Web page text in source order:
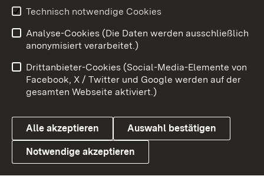
Link zum Landesportal
Impressum
Kontakt
Barrierefreiheit
Datenschutz
Cookies
Technisch notwendige Cookies
Analyse-Cookies (Die Daten werden ausschließlich
anonymisiert verarbeitet.)
Drittanbieter-Cookies (Social-Media-Elemente von
Facebook, X / Twitter und Google werden auf der
gesamten Webseite aktiviert.)
Alle akzeptieren Auswahl bestätigen
Notwendige akzeptieren